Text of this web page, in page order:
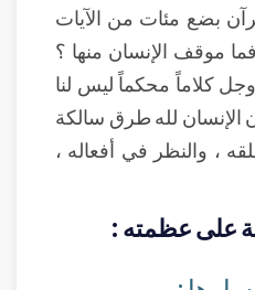
بضع مئات من الآيات
موقف الإنسان منها ؟
كلاماً محكماً ليس لنا
الإنسان لله طرق سالكة
، والنظر في أفعاله ،
على عظمته :